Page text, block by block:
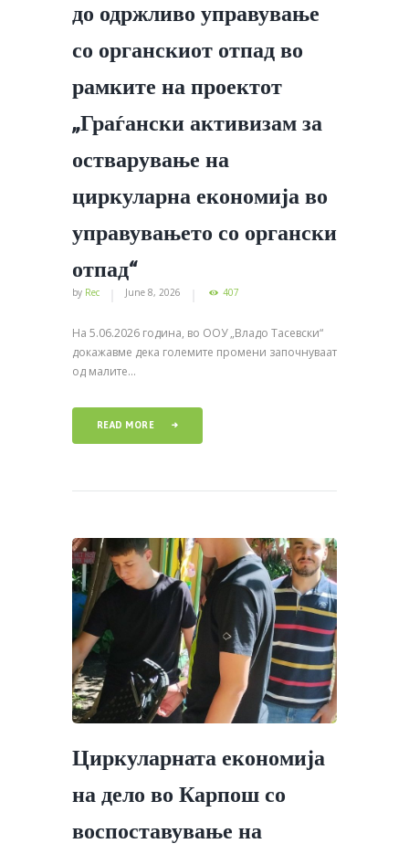
до одржливо управување
со органскиот отпад во
рамките на проектот
„Граѓански активизам за
остварување на
циркуларна економија во
управувањето со органски
отпад“
by Rec June 8, 2026 407
На 5.06.2026 година, во ООУ „Владо Тасевски“
докажавме дека големите промени започнуваат
од малите...
READ MORE
Циркуларната економија
на дело во Карпош со
воспоставување на